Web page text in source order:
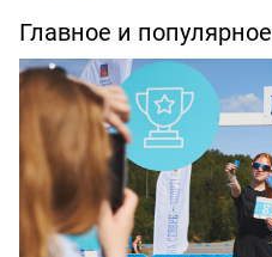
Главное и популярное